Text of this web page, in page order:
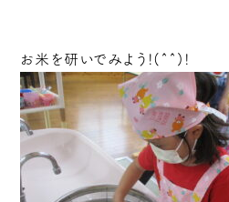
お米を研いでみよう!(^^)!